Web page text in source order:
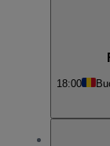
18:00